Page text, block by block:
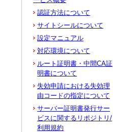
認証方法について
サイトシールについて
設定マニュアル
対応環境について
ルート証明書・中間CA証
明書について
失効申請における失効理
由コードの指定について
サーバー証明書発行サー
ビスに関するリポジトリ/
利用規約